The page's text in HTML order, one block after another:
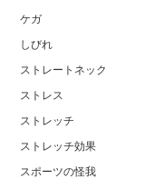
ケガ
しびれ
ストレートネック
ストレス
ストレッチ
ストレッチ効果
スポーツの怪我